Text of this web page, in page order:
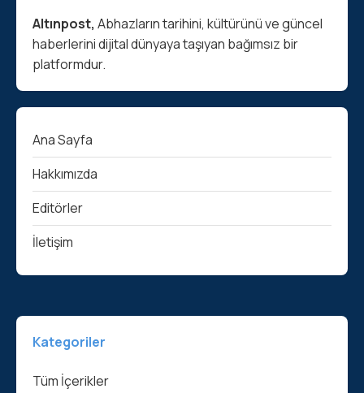
Altınpost, Abhazların tarihini, kültürünü ve güncel
haberlerini dijital dünyaya taşıyan bağımsız bir
platformdur.
Ana Sayfa
Hakkımızda
Editörler
İletişim
Kategoriler
Tüm İçerikler